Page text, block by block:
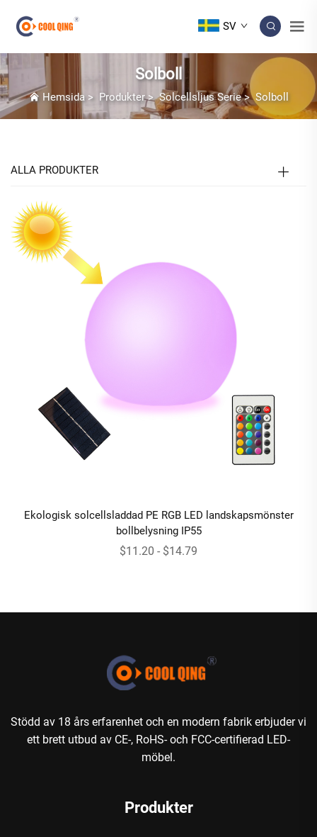
SV
Solboll
Hemsida> Produkter>Solcellsljus Serie>Solboll
ALLA PRODUKTER
Ekologisk solcellsladdad PE RGB LED landskapsmönster
bollbelysning IP55
$11.20 - $14.79
Stödd av 18 års erfarenhet och en modern fabrik erbjuder vi
ett brett utbud av CE-, RoHS- och FCC-certifierad LED-
möbel.
Produkter